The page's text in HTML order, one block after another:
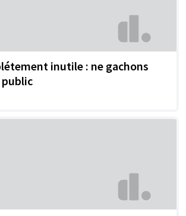
inutile : ne gachons